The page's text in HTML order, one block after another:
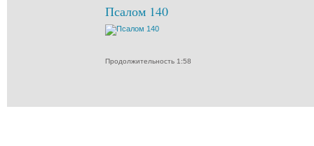
Псалом 140
Продолжительность 1:58